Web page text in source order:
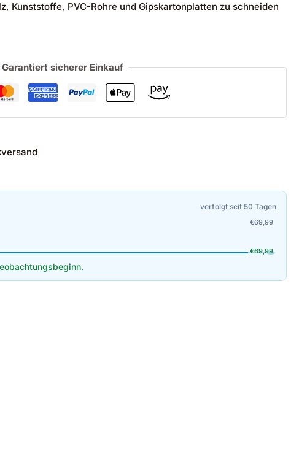
Kunststoffe, PVC-Rohre und Gipskartonplatten zu schneiden
Garantiert sicherer Einkauf
verfolgt seit 50 Tagen
€69,99
€69,99